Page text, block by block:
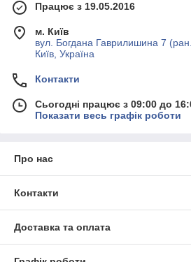
Працює з 19.05.2016
м. Київ
вул. Богдана Гаврилишина 7
Київ, Україна
Контакти
Сьогодні працює з 09:00 до
Показати весь графік роботи
Про нас
Контакти
Доставка та оплата